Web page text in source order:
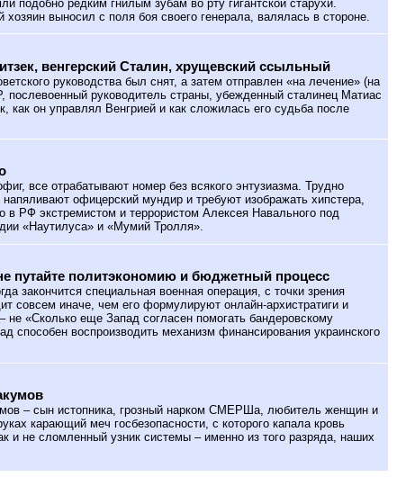
подобно редким гнилым зубам во рту гигантской старухи.
выносил с поля боя своего генерала, валялась в стороне.
венгерский Сталин, хрущевский ссыльный
руководства был снят, а затем отправлен «на лечение» (на
руководитель страны, убежденный сталинец Матиас
как он управлял Венгрией и как сложилась его судьба после
все отрабатывают номер без всякого энтузиазма. Трудно
напяливают офицерский мундир и требуют изображать хипстера,
в РФ экстремистом и террористом Алексея Навального под
«Наутилуса» и «Мумий Тролля».
путайте политэкономию и бюджетный процесс
закончится специальная военная операция, с точки зрения
совсем иначе, чем его формулируют онлайн-архистратиги и
не «Сколько еще Запад согласен помогать бандеровскому
способен воспроизводить механизм финансирования украинского
– сын истопника, грозный нарком СМЕРШа, любитель женщин и
карающий меч госбезопасности, с которого капала кровь
и не сломленный узник системы – именно из того разряда, наших